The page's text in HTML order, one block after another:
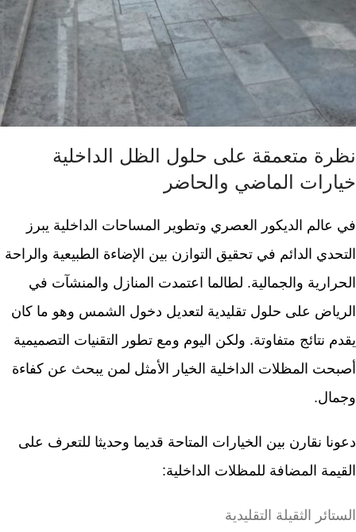
نظرة متعمقة على حلول الظل الداخلية
خيارات الماضي والحاضر
في عالم الديكور العصري وتطوير المساحات الداخلية يبرز
التحدي الدائم في تحقيق التوازن بين الإضاءة الطبيعية والراحة
الحرارية والجمالية. لطالما اعتمدت المنازل والمنشآت في
الرياض على حلول تقليدية لتعديل دخول الشمس وهو ما كان
يقدم نتائج متفاوتة. ولكن اليوم ومع تطور التقنيات التصميمية
أصبحت المظلات الداخلية الخيار الأمثل لمن يبحث عن كفاءة
وجمال.
دعونا نقارن بين الخيارات المتاحة قديما وحديثا للتعرف على
القيمة المضافة للمظلات الداخلية:
الستائر الثقيلة التقليدية